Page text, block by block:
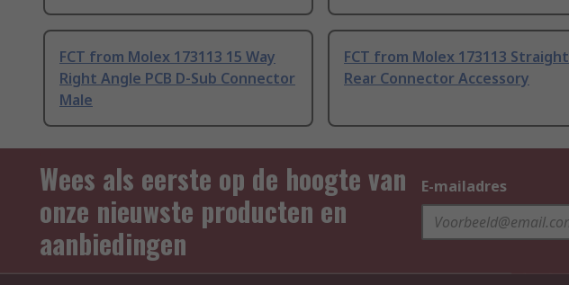
FCT from Molex 173113 15 Way
Right Angle PCB D-Sub Connector
Male
FCT from Molex 173113 Straight
Rear Connector Accessory
Wees als eerste op de hoogte van
onze nieuwste producten en
aanbiedingen
E-mailadres